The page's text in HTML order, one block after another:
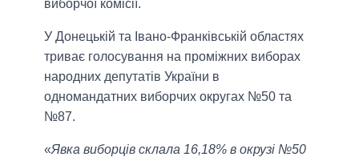
виборчої комісії.
У Донецькій та Івано-Франківській областях
триває голосування на проміжних виборах
народних депутатів України в
одномандатних виборчих округах №50 та
№87.
«Явка виборців склала 16,18% в окрузі №50